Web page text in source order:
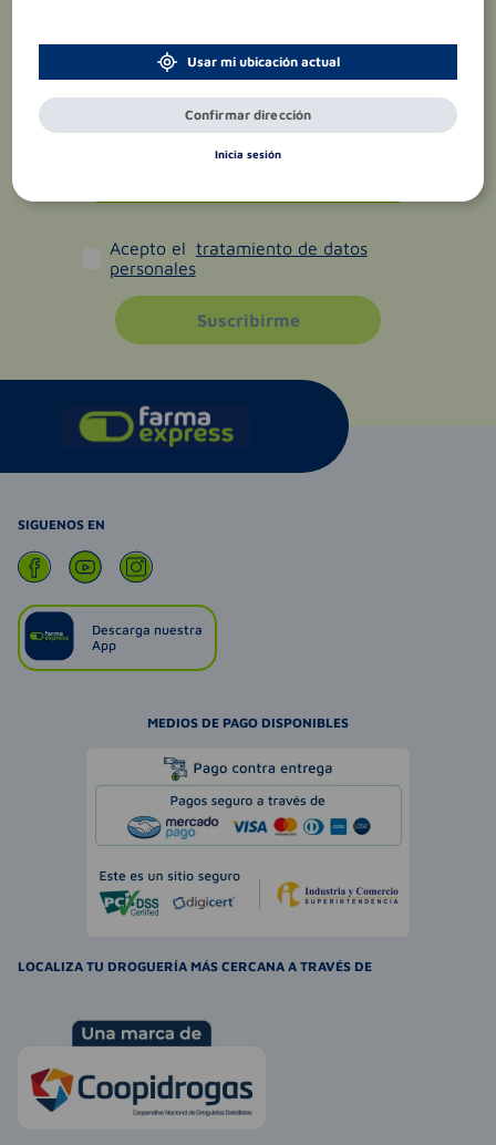
Acepto el tratamiento de datos
personales
Suscribirme
SIGUENOS EN
Descarga nuestra
App
MEDIOS DE PAGO DISPONIBLES
LOCALIZA TU DROGUERÍA MÁS CERCANA A TRAVÉS DE
Usar mi ubicación actual
Confirmar dirección
Inicia sesión